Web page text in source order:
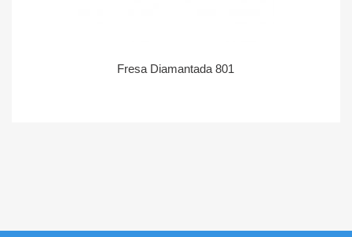
Fresa Diamantada 801